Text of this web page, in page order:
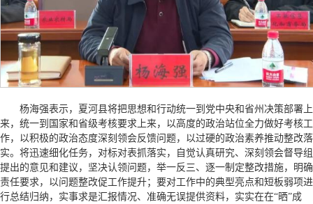
杨海强表示，夏河县将把思想和行动统一到党中央和省州决策部署上
来，统一到国家和省级考核要求上来，以高度的政治站位全力做好考核工
作，以积极的政治态度深刻领会反馈问题，以过硬的政治素养推动整改落
实。将迅速细化任务，对标对表抓落实，自觉认真研究、深刻领会督导组
提出的意见和建议，坚决认领问题，举一反三、逐一制定整改措施，明确
责任要求，以问题整改促工作提升；要对工作中的典型亮点和短板弱项进
行总结归纳，实事求是汇报情况、准确无误提供资料，实实在在“晒”成